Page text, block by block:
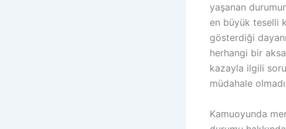
yaşanan
en büyük teselli
gösterdiği
herhangi bir
kazayla ilgili
müdahale
Kamuoyunda